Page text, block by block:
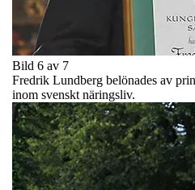
Bild 6 av 7
Fredrik Lundberg belönades av
inom svenskt näringsliv.